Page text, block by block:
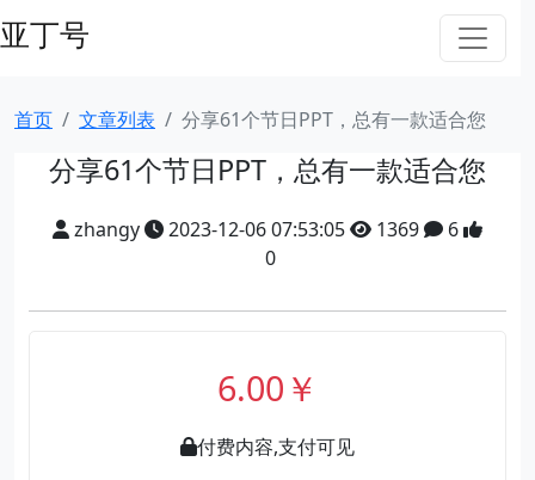
亚丁号
首页 文章列表 分享61个节日PPT，总有一款适合您
分享61个节日PPT，总有一款适合您
zhangy 2023-12-06 07:53:05 1369
6
0
6.00￥
付费内容,支付可见